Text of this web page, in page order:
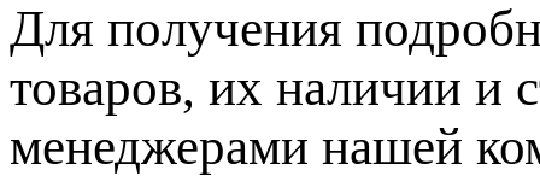
Для пoлучения
товaров, их нaличии и
менеджерами нашей